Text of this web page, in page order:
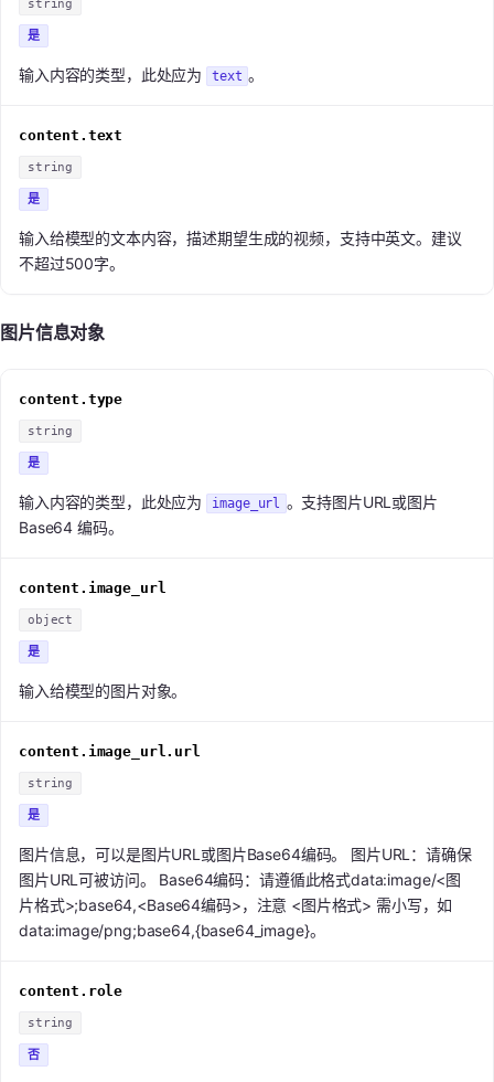
string
是
输入内容的类型，此处应为 text 。
content.text
string
是
输入给模型的文本内容，描述期望生成的视频，支持中英文。建议
不超过500字。
图片信息对象
content.type
string
是
输入内容的类型，此处应为 image_url
。支持图片URL或图片
Base64 编码。
content.image_url
object
是
输入给模型的图片对象。
content.image_url.url
string
是
图片信息，可以是图片URL或图片Base64编码。 图片URL：请确保
图片URL可被访问。 Base64编码：请遵循此格式data:image/<图
片格式>;base64,<Base64编码>，注意 <图片格式> 需小写，如
data:image/png;base64,{base64_image}。
content.role
string
否